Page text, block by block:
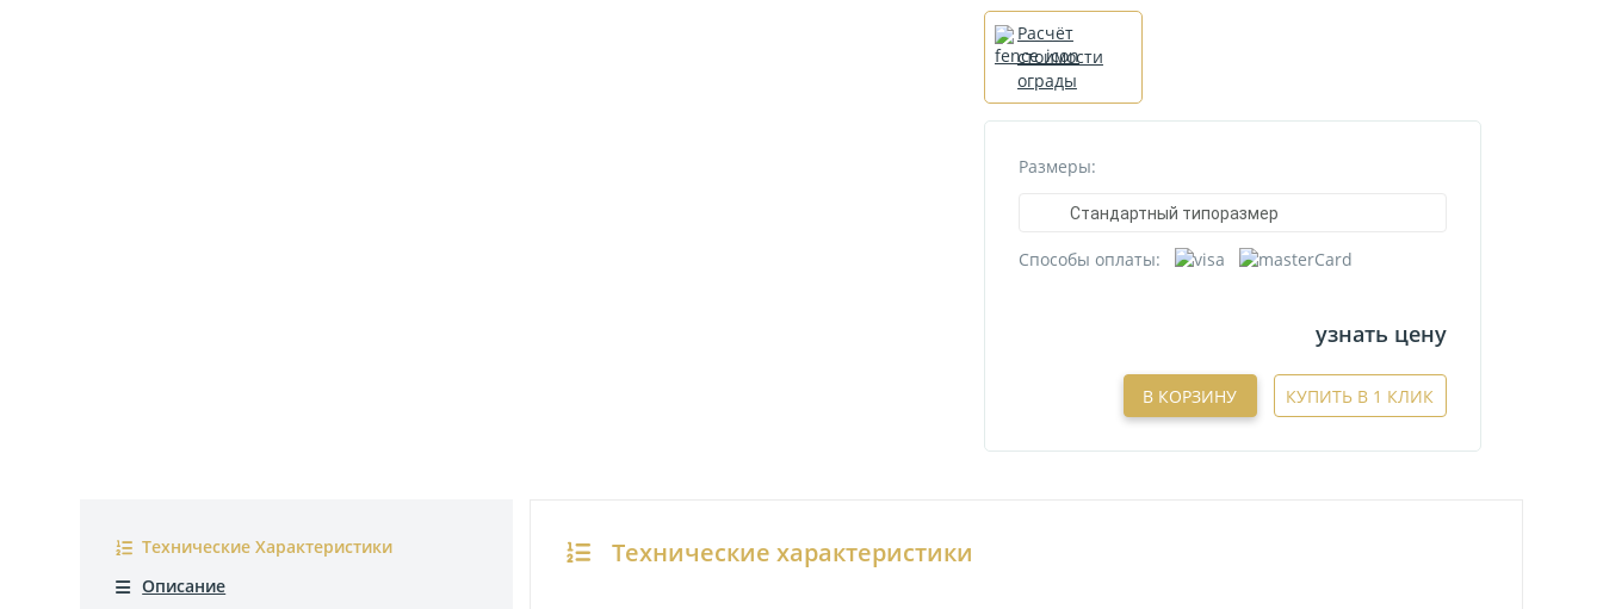
Расчёт
стоимости
ограды
Размеры:
Стандартный типоразмер
Способы оплаты:
узнать цену
В КОРЗИНУ КУПИТЬ В 1 КЛИК
Технические Характеристики Технические характеристики
Описание